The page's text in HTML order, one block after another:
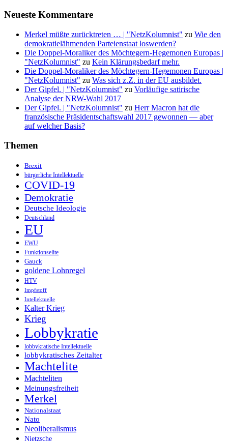
Neueste Kommentare
Merkel müßte zurücktreten … | "NetzKolumnist" zu Wie den
demokratielähmenden Parteienstaat loswerden?
Die Doppel-Moraliker des Möchtegern-Hegemonen Europas |
"NetzKolumnist" zu Kein Klärungsbedarf mehr.
Die Doppel-Moraliker des Möchtegern-Hegemonen Europas |
"NetzKolumnist" zu Was sich z.Z. in der EU ausbildet.
Der Gipfel. | "NetzKolumnist" zu Vorläufige satirische
Analyse der NRW-Wahl 2017
Der Gipfel. | "NetzKolumnist" zu Herr Macron hat die
französische Präsidentschaftswahl 2017 gewonnen — aber
auf welcher Basis?
Themen
Brexit
bürgerliche Intellektuelle
COVID-19
Demokratie
Deutsche Ideologie
Deutschland
EU
EWU
Funktionselite
Gauck
goldene Lohnregel
HTV
Impfstoff
Intellektuelle
Kalter Krieg
Krieg
Lobbykratie
lobbykratische Intellektuelle
lobbykratisches Zeitalter
Machtelite
Machteliten
Meinungsfreiheit
Merkel
Nationalstaat
Nato
Neoliberalismus
Nietzsche